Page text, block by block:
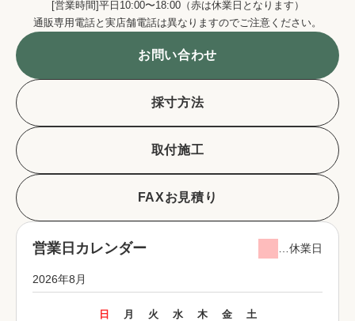
[営業時間]平日10:00〜18:00（赤は休業日となります）
通販専用電話と実店舗電話は異なりますのでご注意ください。
お問い合わせ
採寸方法
取付施工
FAXお見積り
営業日カレンダー …休業日
2026年8月
日 月 火 水 木 金 土